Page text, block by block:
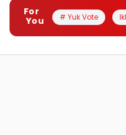
For
You
# Yuk Vote